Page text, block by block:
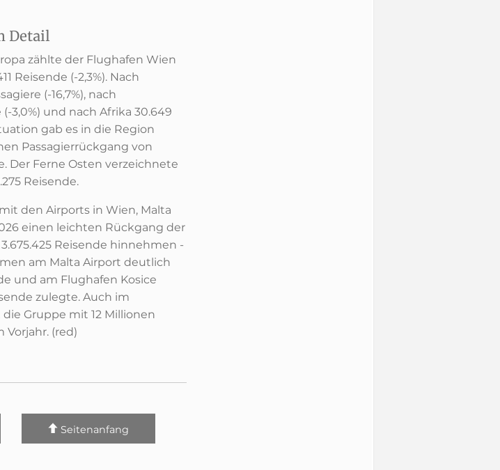
Detail
zählte der Flughafen Wien
Reisende (-2,3%). Nach
(-16,7%), nach
3,0%) und nach Afrika 30.649
gab es in die Region
Passagierrückgang von
Der Ferne Osten verzeichnete
Reisende.
den Airports in Wien, Malta
einen leichten Rückgang der
Reisende hinnehmen -
am Malta Airport deutlich
und am Flughafen Kosice
zulegte. Auch im
Gruppe mit 12 Millionen
Vorjahr. (red)
Seitenanfang